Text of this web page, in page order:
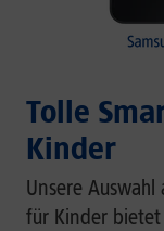
Tolle
Kinder
Unsere
für Kinder bietet